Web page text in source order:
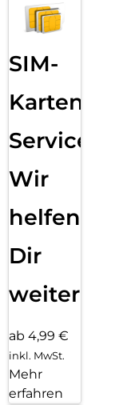
SIM-
Karten
Service:
Wir
helfen
Dir
weiter
ab 4,99 €
inkl. MwSt.
Mehr
erfahren